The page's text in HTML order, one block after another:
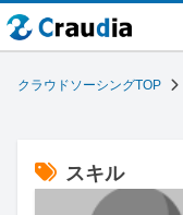
クラウドソーシングTOP
スキル